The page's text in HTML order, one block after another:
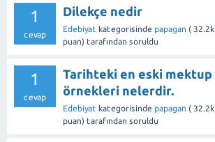
1
cevap
Dilekçe nedir
Edebiyat kategorisinde papagan ( 32.2k
puan) tarafından soruldu
1
cevap
Tarihteki en eski mektup
örnekleri nelerdir.
Edebiyat kategorisinde papagan ( 32.2k
puan) tarafından soruldu